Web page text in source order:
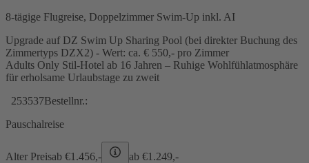
8-tägige Flugreise, Doppelzimmer Swim-Up inkl. AI
Upgrade auf DZ Swim Up Sharing Pool (bei direkter Buchung des
Zimmertyps DZX2) - Wert: ca. € 550,- pro Zimmer
Adults Only Stil-Hotel ab 16 Jahren – Ruhige Wohlfühlatmosphäre
für erholsame Urlaubstage zu zweit
253537Bestellnr.:
Pauschalreise
Alter Preisab €1.456,- ab €1.249,-